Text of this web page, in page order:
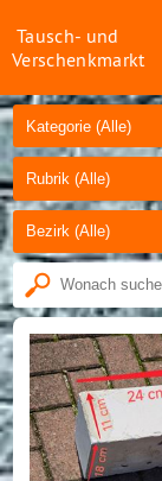
Tausch- und
Verschenkmarkt